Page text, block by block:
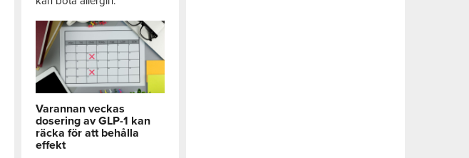
Varannan veckas
dosering av GLP-1 kan
räcka för att behålla
effekt